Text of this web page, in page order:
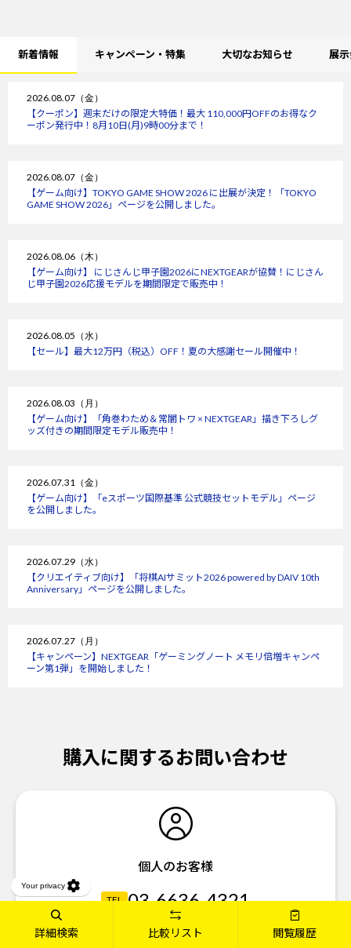
詳細検索 比較リスト 閲覧履歴
新着情報 キャンペーン・特集 大切なお知らせ 展
2026.08.07（金）
【クーポン】週末だけの限定大特価！最大 110,000円OFFのお得なク
ーポン発行中！8月10日(月)9時00分まで！
2026.08.07（金）
【ゲーム向け】TOKYO GAME SHOW 2026 に出展が決定！「TOKYO
GAME SHOW 2026」ページを公開しました。
2026.08.06（木）
【ゲーム向け】 にじさんじ甲子園2026にNEXTGEARが協賛！にじさん
じ甲子園2026応援モデルを期間限定で販売中！
2026.08.05（水）
【セール】最大12万円（税込）OFF！夏の大感謝セール開催中！
2026.08.03（月）
【ゲーム向け】「角巻わため＆常闇トワ × NEXTGEAR」描き下ろしグ
ッズ付きの期間限定モデル販売中！
2026.07.31（金）
【ゲーム向け】「eスポーツ国際基準 公式競技セットモデル」ページ
を公開しました。
2026.07.29（水）
【クリエイティブ向け】「将棋AIサミット2026 powered by DAIV 10th
Anniversary」ページを公開しました。
2026.07.27（月）
【キャンペーン】NEXTGEAR「ゲーミングノート メモリ倍増キャンペ
ーン第1弾」を開始しました！
購入に関するお問い合わせ
個人のお客様
TEL 03-6636-4321
03-6636-4340